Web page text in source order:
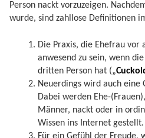
Person nackt vorzuzeigen.
wurde, sind zahllose Definitionen
Die Praxis, die Ehefrau vor
anwesend zu sein, wenn
dritten Person hat („
Neuerdings wird auch eine
Dabei werden Ehe-
Männer, nackt oder in
Wissen ins Internet gestellt.
Für ein Gefühl der Freude,